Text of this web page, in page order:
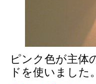
ピンク色が主体
ドを使いました